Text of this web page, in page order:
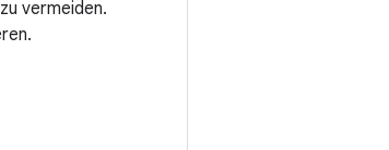
vermeiden.